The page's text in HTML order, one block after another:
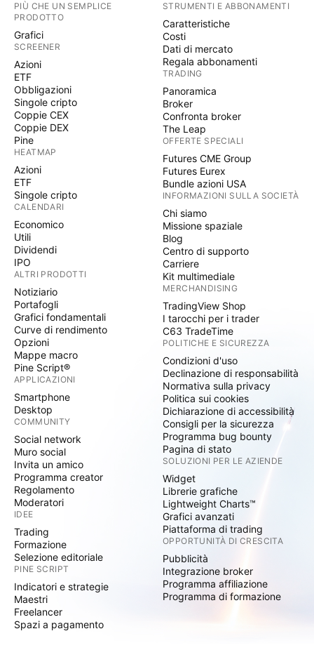
PIÙ CHE UN SEMPLICE
PRODOTTO
Grafici
SCREENER
Azioni
ETF
Obbligazioni
Singole cripto
Coppie CEX
Coppie DEX
Pine
HEATMAP
Azioni
ETF
Singole cripto
CALENDARI
Economico
Utili
Dividendi
IPO
ALTRI PRODOTTI
Notiziario
Portafogli
Grafici fondamentali
Curve di rendimento
Opzioni
Mappe macro
Pine Script®
APPLICAZIONI
Smartphone
Desktop
COMMUNITY
Social network
Muro social
Invita un amico
Programma creator
Regolamento
Moderatori
IDEE
Trading
Formazione
Selezione editoriale
PINE SCRIPT
Indicatori e strategie
Maestri
Freelancer
Spazi a pagamento
STRUMENTI E ABBONAMENTI
Caratteristiche
Costi
Dati di mercato
Regala abbonamenti
TRADING
Panoramica
Broker
Confronta broker
The Leap
OFFERTE SPECIALI
Futures CME Group
Futures Eurex
Bundle azioni USA
INFORMAZIONI SULLA SOCIETÀ
Chi siamo
Missione spaziale
Blog
Centro di supporto
Carriere
Kit multimediale
MERCHANDISING
TradingView Shop
I tarocchi per i trader
C63 TradeTime
POLITICHE E SICUREZZA
Condizioni d'uso
Declinazione di responsabilità
Normativa sulla privacy
Politica sui cookies
Dichiarazione di accessibilità
Consigli per la sicurezza
Programma bug bounty
Pagina di stato
SOLUZIONI PER LE AZIENDE
Widget
Librerie grafiche
Lightweight Charts™
Grafici avanzati
Piattaforma di trading
OPPORTUNITÀ DI CRESCITA
Pubblicità
Integrazione broker
Programma affiliazione
Programma di formazione